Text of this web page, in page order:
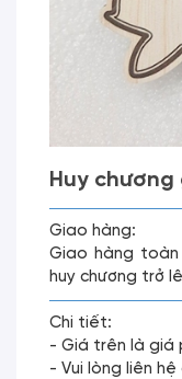
Huy chương
Giao hàng:
Giao hàng
huy chương trở
Chi tiết:
- Giá trên là giá
- Vui lòng liên